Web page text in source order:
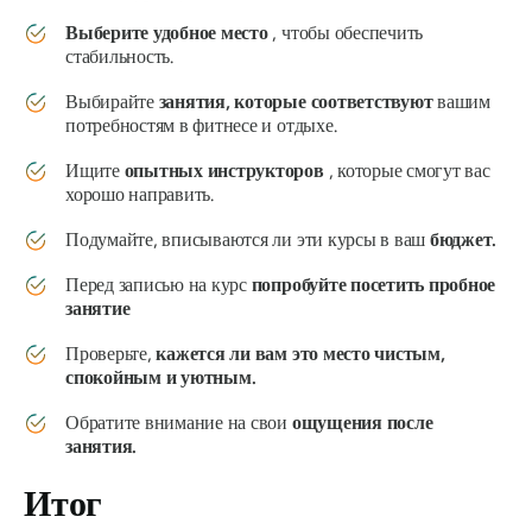
Выберите удобное место, чтобы обеспечить
стабильность.
Выбирайтезанятия, которые соответствуютвашим
потребностям в фитнесе и отдыхе.
Ищите опытных инструкторов , которые смогут вас
хорошо направить.
Подумайте, вписываются ли эти курсы в ваш бюджет.
Перед записью на курс попробуйте посетить пробное
занятие
Проверьте,кажется ли вам это место чистым,
спокойным и уютным.
Обратите внимание на свои ощущения после
занятия.
Итог